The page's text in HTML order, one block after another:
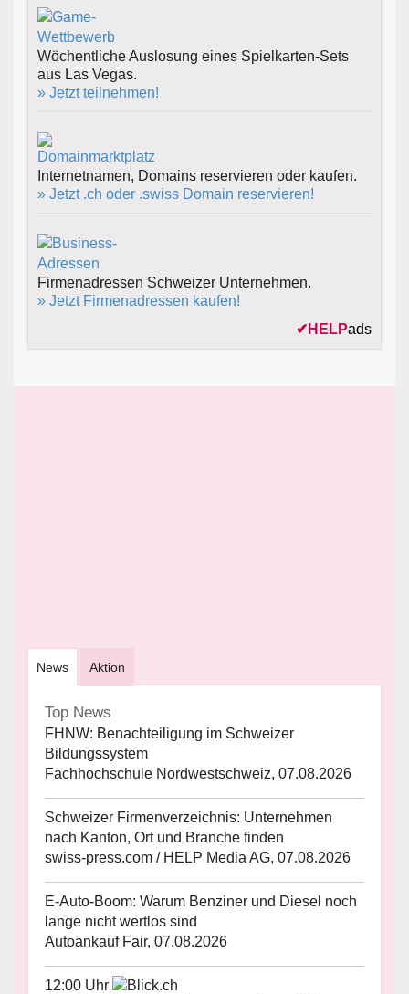
Wöchentliche Auslosung eines Spielkarten-Sets
aus Las Vegas.
» Jetzt teilnehmen!
Internetnamen, Domains reservieren oder kaufen.
» Jetzt .ch oder .swiss Domain reservieren!
Firmenadressen Schweizer Unternehmen.
» Jetzt Firmenadressen kaufen!
✔ HELPads
News Aktion
Top News
FHNW: Benachteiligung im Schweizer
Bildungssystem
Fachhochschule Nordwestschweiz, 07.08.2026
Schweizer Firmenverzeichnis: Unternehmen
nach Kanton, Ort und Branche finden
swiss-press.com / HELP Media AG, 07.08.2026
E-Auto-Boom: Warum Benziner und Diesel noch
lange nicht wertlos sind
Autoankauf Fair, 07.08.2026
12:00 Uhr